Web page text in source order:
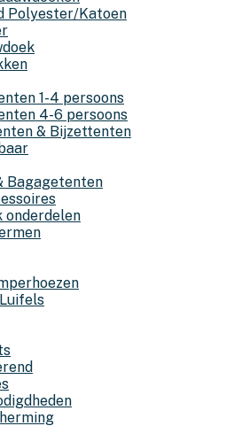
Polyester/Katoen
1-4 persoons
4-6 persoons
& Bijzettenten
Bagagetenten
onderdelen